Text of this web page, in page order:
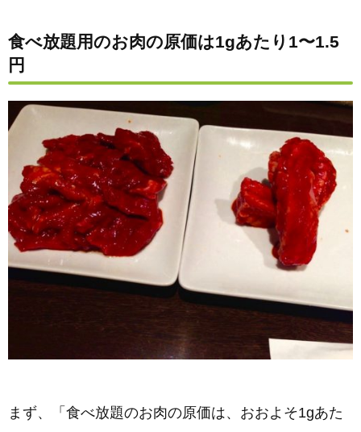
食べ放題用のお肉の原価は1gあたり1〜1.5
円
まず、「食べ放題のお肉の原価は、おおよそ1gあた